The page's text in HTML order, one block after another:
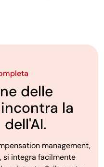
delle
la
management,
si integra facilmente